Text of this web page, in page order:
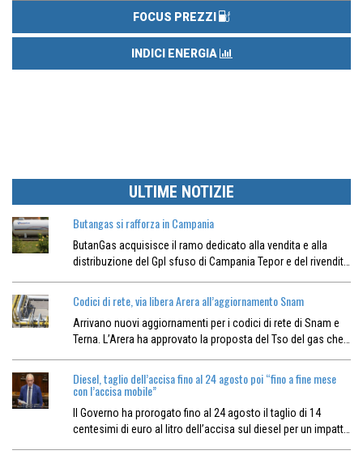
FOCUS PREZZI
INDICI ENERGIA
ULTIME NOTIZIE
Butangas si rafforza in Campania
ButanGas acquisisce il ramo dedicato alla vendita e alla
distribuzione del Gpl sfuso di Campania Tepor e del rivendit…
Codici di rete, via libera Arera all’aggiornamento Snam
Arrivano nuovi aggiornamenti per i codici di rete di Snam e
Terna. L’Arera ha approvato la proposta del Tso del gas che…
Diesel, taglio dell’accisa fino al 24 agosto poi “fino a fine mese
con l’accisa mobile”
Il Governo ha prorogato fino al 24 agosto il taglio di 14
centesimi di euro al litro dell’accisa sul diesel per un impatt…